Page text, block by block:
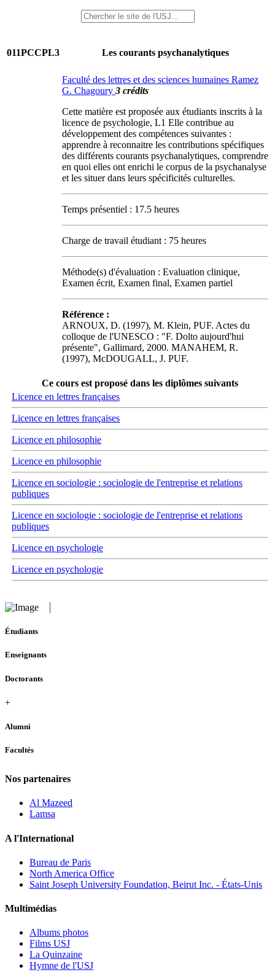
011PCCPL3 Les courants psychanalytiques
Faculté des lettres et des sciences humaines Ramez
G. Chagoury 3 crédits
Cette matière est proposée aux étudiants inscrits à la
licence de psychologie, L1 Elle contribue au
développement des compétences suivantes :
apprendre à reconnaitre les contributions spécifiques
des différents courants psychanalytiques, comprendre
en quoi elles ont enrichi le corpus de la psychanalyse
et les situer dans leurs spécificités culturelles.
Temps présentiel : 17.5 heures
Charge de travail étudiant : 75 heures
Méthode(s) d'évaluation : Evaluation clinique,
Examen écrit, Examen final, Examen partiel
Référence :
ARNOUX, D. (1997), M. Klein, PUF. Actes du
colloque de l'UNESCO : "F. Dolto aujourd'hui
présente", Gallimard, 2000. MANAHEM, R.
(1997), McDOUGALL, J. PUF.
Ce cours est proposé dans les diplômes suivants
Licence en lettres françaises
Licence en lettres françaises
Licence en philosophie
Licence en philosophie
Licence en sociologie : sociologie de l'entreprise et relations
publiques
Licence en sociologie : sociologie de l'entreprise et relations
publiques
Licence en psychologie
Licence en psychologie
Étudiants
Enseignants
Doctorants
+
Alumni
Facultés
Nos partenaires
Al Mazeed
Lamsa
A l'International
Bureau de Paris
North America Office
Saint Joseph University Foundation, Beirut Inc. - États-Unis
Multimédias
Albums photos
Films USJ
La Quinzaine
Hymne de l'USJ